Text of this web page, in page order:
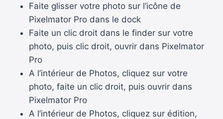
Faite glisser votre photo sur l’icône de
Pixelmator Pro dans le dock
Faite un clic droit dans le finder sur votre
photo, puis clic droit, ouvrir dans Pixelmator
Pro
A l’intérieur de Photos, cliquez sur votre
photo, faite un clic droit, puis ouvrir dans
Pixelmator Pro
A l’intérieur de Photos, cliquez sur édition,